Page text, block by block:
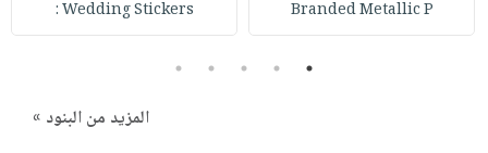
Branded Metallic P
Wedding Stickers :
1
2
3
4
5
المزيد من البنود »